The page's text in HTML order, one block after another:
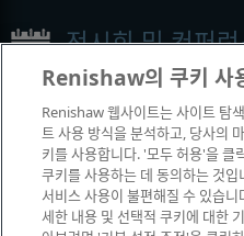
전시회 및 컨퍼
Renishaw의 쿠키 사
Renishaw 웹사이트는 사이트 탐
트 사용 방식을 분석하고, 당사의
키를 사용합니다. '모두 허용'을 클
쿠키를 사용하는 데 동의하는 것
서비스 사용이 불편해질 수 있습
세한 내용 및 선택적 쿠키에 대한